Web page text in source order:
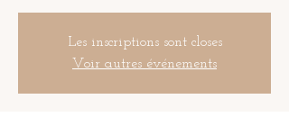
Les inscriptions sont closes
Voir autres événements